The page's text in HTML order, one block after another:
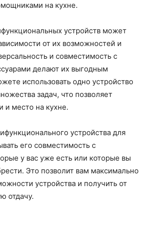
на кухне.
устройств может
от их возможностей и
и совместимость с
делают их выгодным
использовать одно устройство
задач, что позволяет
и место на кухне.
устройства для
его совместимость с
у вас уже есть или которые вы
Это позволит вам максимально
устройства и получить от
отдачу.